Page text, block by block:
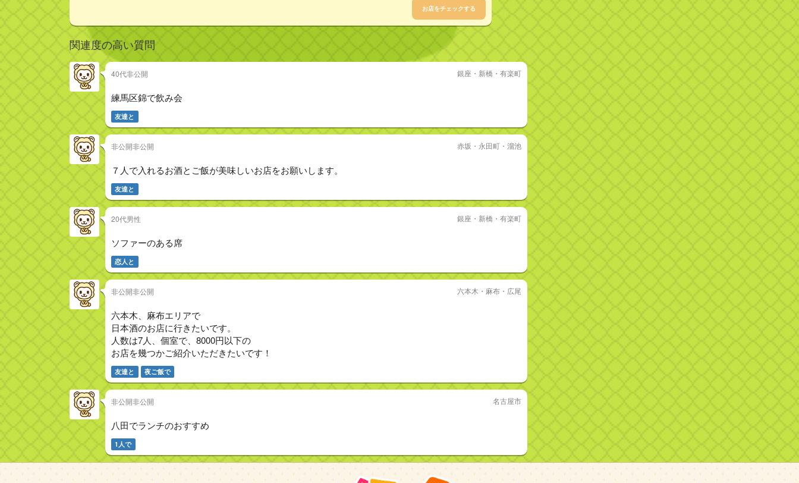
お店をチェックする
関連度の高い質問
40代非公開 銀座・新橋・有楽町
練馬区錦で飲み会
友達と
非公開非公開 赤坂・永田町・溜池
７人で入れるお酒とご飯が美味しいお店をお願いします。
友達と
20代男性 銀座・新橋・有楽町
ソファーのある席
恋人と
非公開非公開 六本木・麻布・広尾
六本木、麻布エリアで
日本酒のお店に行きたいです。
人数は7人、個室で、8000円以下の
お店を幾つかご紹介いただきたいです！
友達と 夜ご飯で
非公開非公開 名古屋市
八田でランチのおすすめ
1人で